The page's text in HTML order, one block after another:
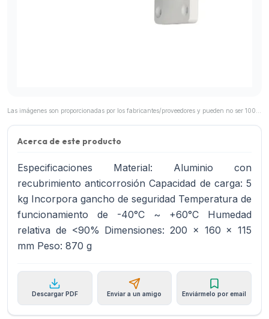
Acerca de este producto
Especificaciones Material: Aluminio con
recubrimiento anticorrosión Capacidad de carga: 5
kg Incorpora gancho de seguridad Temperatura de
funcionamiento de -40°C ~ +60°C Humedad
relativa de <90% Dimensiones: 200 x 160 x 115
mm Peso: 870 g
Descargar PDF Enviar a un amigo Enviármelo por email